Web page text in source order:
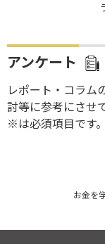
アンケート
レポート・コラム
討等に参考にさせ
※は必須項目です。
お金を